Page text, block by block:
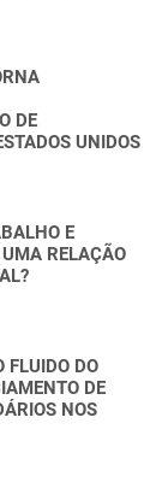
DE
UNIDOS
E
RELAÇÃO
FLUIDO DO
DE
NOS